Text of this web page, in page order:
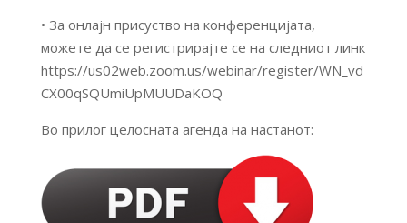
• За онлајн присуство на конференцијата,
можете да се регистрирајте се на следниот линк
https://us02web.zoom.us/webinar/register/WN_vd
CX00qSQUmiUpMUUDaKOQ
Во прилог целосната агенда на настанот: